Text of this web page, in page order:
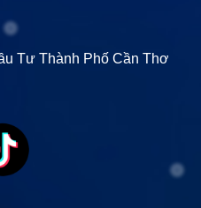
Tư Thành Phố Cần Thơ